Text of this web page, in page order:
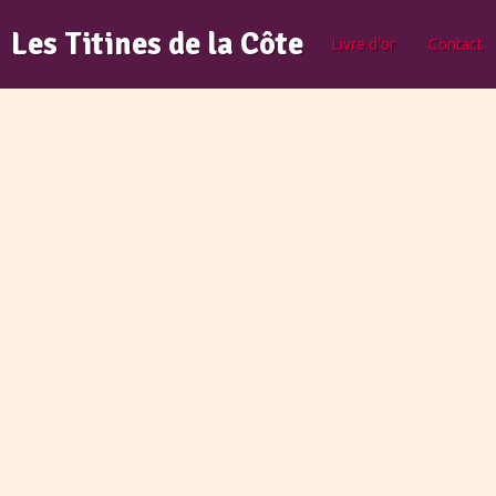
Les Titines de la Côte Livre d'or Contact